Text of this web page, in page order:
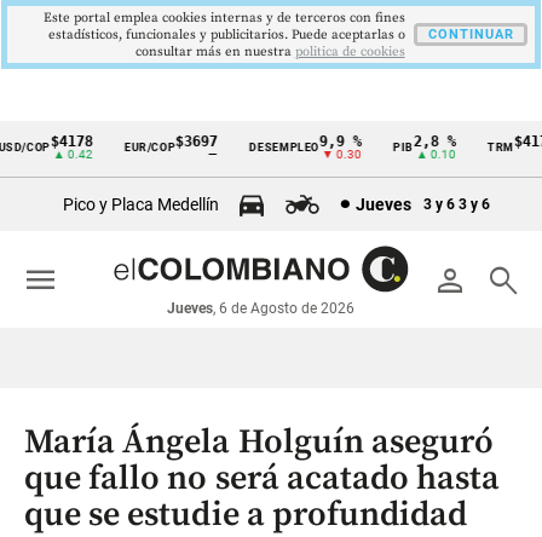
Cintillo
económicos
Colombia
COP$4178
▲ 0.42
EUR/COP$3697 DESEMPLEO9,9 %
▼ 0.30
2,8 %
▲ 0.10
TRM
Pico y Placa Medellín Jueves 3 y 6 3 y 6
person search
Jueves, 6 de Agosto de 2026
menu
María Ángela Holguín aseguró
que fallo no será acatado hasta
que se estudie a profundidad
Este portal emplea cookies internas y de terceros con fines
estadísticos, funcionales y publicitarios. Puede aceptarlas o
consultar más en nuestra politica de cookies
CONTINUAR